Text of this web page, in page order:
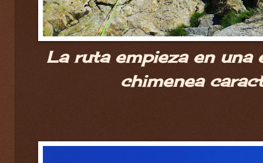
La ruta empieza en una
chimenea